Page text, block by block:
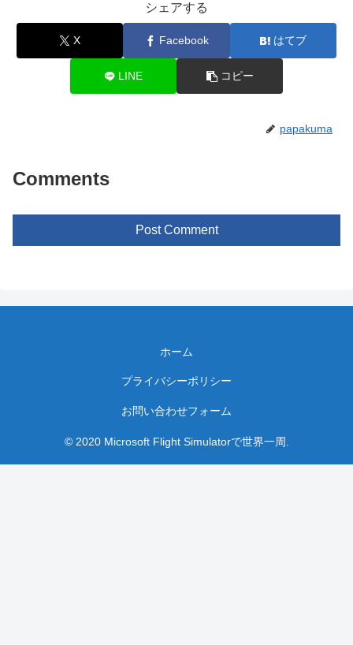
シェアする
X Facebook はてブ
LINE コピー
papakuma
Comments
Post Comment
ホーム
プライバシーポリシー
お問い合わせフォーム
© 2020 Microsoft Flight Simulatorで世界一周.